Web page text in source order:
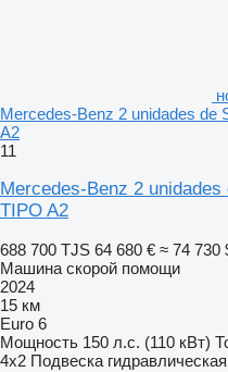
Mercedes-Benz 2 unidades de
A2
11
Mercedes-Benz 2
TIPO A2
688 700 TJS 64 680 € ≈ 74 730
Машина скорой помощи
2024
15 км
Euro 6
Мощность 150 л.с. (110 кВт)
4x2 Подвеска гидравлическая